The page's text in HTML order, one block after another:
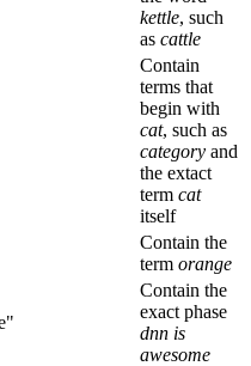
kettle, such
as cattle
Contain
terms that
begin with
cat, such as
category and
the extact
term cat
itself
Contain the
term orange
Contain the
exact phase
dnn is
awesome